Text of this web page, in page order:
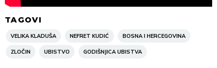
TAGOVI
VELIKA KLADUŠA NEFRET KUDIĆ BOSNA I HERCEGOVINA
ZLOČIN UBISTVO GODIŠNJICA UBISTVA